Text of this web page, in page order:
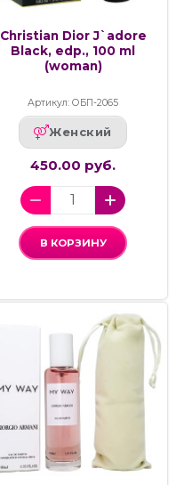
Christian Dior J`adore
Black, edp., 100 ml
(woman)
Артикул: ОБП-2065
Женский
450.00 руб.
В КОРЗИНУ